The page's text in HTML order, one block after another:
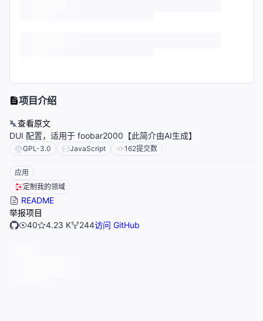
项目介绍
查看原文
DUI 配置，适用于 foobar2000【此简介由AI生成】
GPL-3.0 JavaScript 162提交数
应用
定制我的领域
README
举报项目
40
4.23 K 244访问 GitHub